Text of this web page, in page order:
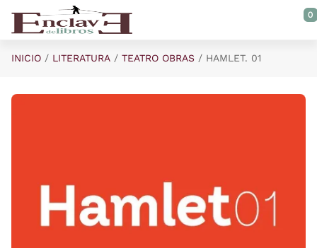
Saltar al contenido principal
0
INICIO LITERATURA TEATRO OBRAS HAMLET. 01